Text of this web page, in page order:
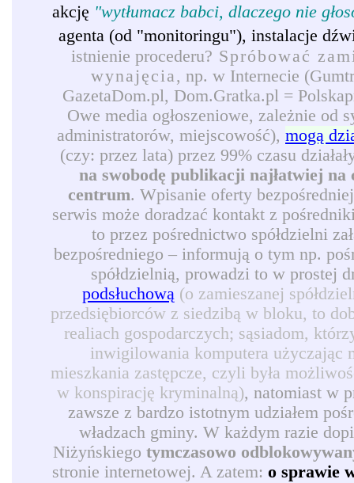
akcję "wytłumacz babci, dlaczego nie
agenta (od "monitoringu"), instalacje
istnienie procederu? Spróbować
wynajęcia, np. w Internecie
GazetaDom.pl, Dom.Gratka.pl =
Owe media ogłoszeniowe, zależnie
administratorów, miejscowość), mogą
(czy: przez lata) przez 99% czasu
na swobodę publikacji najłatwiej
centrum. Wpisanie oferty
serwis może doradzać kontakt z
to przez pośrednictwo spółdzielni
bezpośredniego – informują o tym np.
spółdzielnią, prowadzi to w prostej
podsłuchową (o zamieszanej
przedsiębiorców z siedzibą w bloku, to
realiach gospodarczych; sąsiadom,
inwigilowania komputera użyczając
mieszkania zastępcze, czyli była
w konspirację kryminalną), natomiast w
zawsze z bardzo istotnym udziałem
władzach gminy. W każdym razie
Niżyńskiego tymczasowo
stronie internetowej. A zatem: o sprawie